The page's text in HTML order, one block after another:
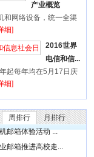
产业概览
和网络设备，统一全渠
细]
2016世界
电信和信...
起每年均在5月17日庆
细]
周排行
月排行
邮箱体验活动 ...
邮箱推进高校走...